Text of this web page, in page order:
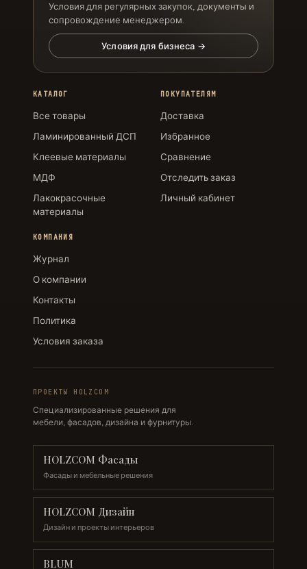
Условия для регулярных закупок, документы и
сопровождение менеджером.
Условия для бизнеса →
КАТАЛОГ
Все товары
Ламинированный ДСП
Клеевые материалы
МДФ
Лакокрасочные
материалы
ПОКУПАТЕЛЯМ
Доставка
Избранное
Сравнение
Отследить заказ
Личный кабинет
КОМПАНИЯ
Журнал
О компании
Контакты
Политика
Условия заказа
ПРОЕКТЫ HOLZCOM
Специализированные решения для
мебели, фасадов, дизайна и фурнитуры.
HOLZCOM Фасады
Фасады и мебельные решения
HOLZCOM Дизайн
Дизайн и проекты интерьеров
BLUM